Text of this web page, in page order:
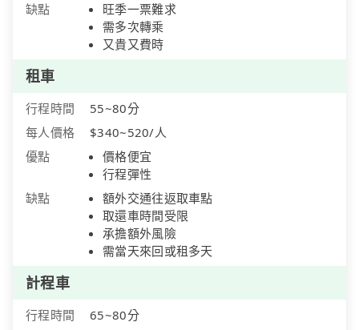
缺點
旺季一票難求
需多次轉乘
又貴又費時
租車
行程時間
55~80分
每人價格
$340~520/人
優點
價格便宜
行程彈性
缺點
額外交通往返取車點
取還車時間受限
承擔額外風險
需當天來回或租多天
計程車
行程時間
65~80分